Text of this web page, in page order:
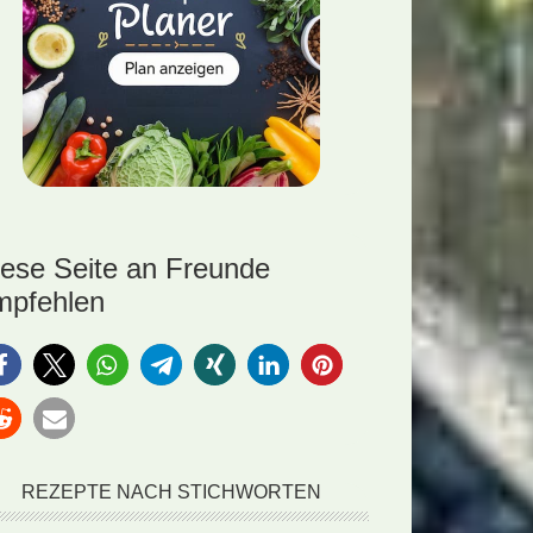
Seite an Freunde
REZEPTE NACH STICHWORTEN